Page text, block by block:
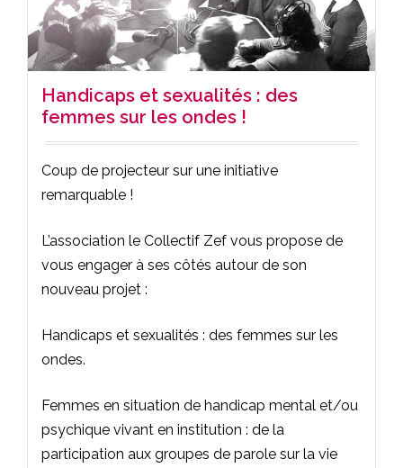
Handicaps et sexualités : des
femmes sur les ondes !
Coup de projecteur sur une initiative
remarquable !
L’association le Collectif Zef vous propose de
vous engager à ses côtés autour de son
nouveau projet :
Handicaps et sexualités : des femmes sur les
ondes.
Femmes en situation de handicap mental et/ou
psychique vivant en institution : de la
participation aux groupes de parole sur la vie